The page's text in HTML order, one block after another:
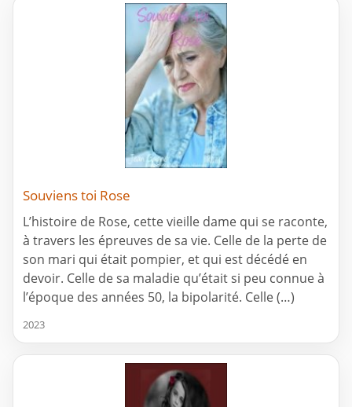
Souviens toi Rose
L’histoire de Rose, cette vieille dame qui se raconte,
à travers les épreuves de sa vie. Celle de la perte de
son mari qui était pompier, et qui est décédé en
devoir. Celle de sa maladie qu’était si peu connue à
l’époque des années 50, la bipolarité. Celle (…)
2023